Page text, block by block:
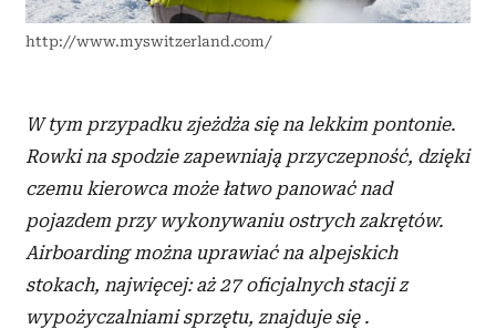
otrzymanymi od Ciebie lub uzyskanymi podczas
korzystania z ich usług.
http://www.myswitzerland.com/
W tym przypadku zjeżdża się na lekkim pontonie.
Rowki na spodzie zapewniają przyczepność, dzięki
czemu kierowca może łatwo panować nad
pojazdem przy wykonywaniu ostrych zakrętów.
Airboarding można uprawiać na alpejskich
stokach, najwięcej: aż 27 oficjalnych stacji z
wypożyczalniami sprzętu, znajduje się .